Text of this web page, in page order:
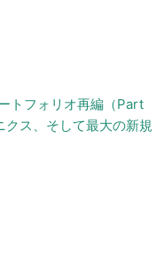
トフォリオ再編（Part
ス、そして最大の新規